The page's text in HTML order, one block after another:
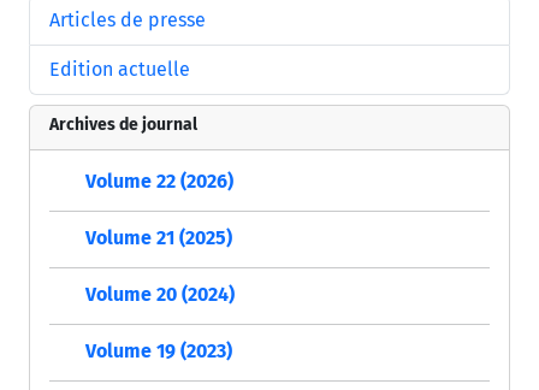
Articles de presse
Edition actuelle
Archives de journal
Volume 22 (2026)
Volume 21 (2025)
Volume 20 (2024)
Volume 19 (2023)